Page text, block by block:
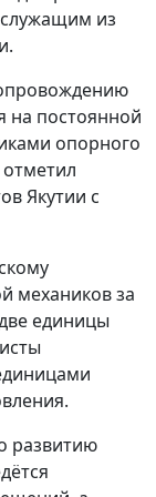
из
на постоянной
опорного
Якутии с
механиков за
единицы
развитию